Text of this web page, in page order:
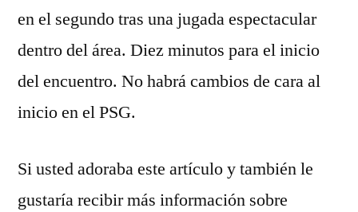
en el segundo tras una jugada espectacular
dentro del área. Diez minutos para el inicio
del encuentro. No habrá cambios de cara al
inicio en el PSG.
Si usted adoraba este artículo y también le
gustaría recibir más información sobre